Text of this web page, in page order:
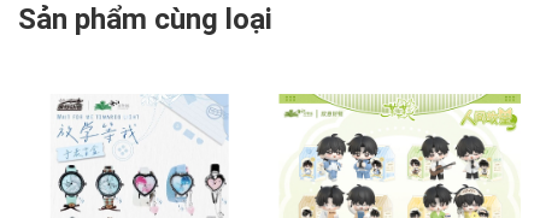
Sản phẩm cùng loại